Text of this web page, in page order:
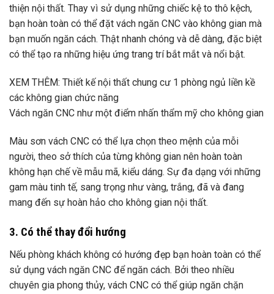
thiện nội thất. Thay vì sử dụng những chiếc kệ to thô kệch,
bạn hoàn toàn có thể đặt vách ngăn CNC vào không gian mà
bạn muốn ngăn cách. Thật nhanh chóng và dễ dàng, đặc biệt
có thể tạo ra những hiệu ứng trang trí bắt mắt và nổi bật.
XEM THÊM: Thiết kế nội thất chung cư 1 phòng ngủ liền kề
các không gian chức năng
Vách ngăn CNC như một điểm nhấn thẩm mỹ cho không gian
Màu sơn vách CNC có thể lựa chọn theo mệnh của mỗi
người, theo sở thích của từng không gian nên hoàn toàn
không hạn chế về mẫu mã, kiểu dáng. Sự đa dạng với những
gam màu tinh tế, sang trọng như vàng, trắng, đã và đang
mang đến sự hoàn hảo cho không gian nội thất.
3. Có thể thay đổi hướng
Nếu phòng khách không có hướng đẹp bạn hoàn toàn có thể
sử dụng vách ngăn CNC để ngăn cách. Bởi theo nhiều
chuyên gia phong thủy, vách CNC có thể giúp ngăn chặn